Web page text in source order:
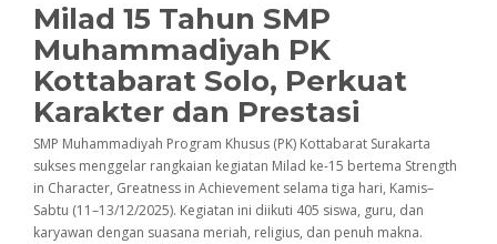
Milad 15 Tahun SMP
Muhammadiyah PK
Kottabarat Solo, Perkuat
Karakter dan Prestasi
SMP Muhammadiyah Program Khusus (PK) Kottabarat Surakarta
sukses menggelar rangkaian kegiatan Milad ke-15 bertema Strength
in Character, Greatness in Achievement selama tiga hari, Kamis–
Sabtu (11–13/12/2025). Kegiatan ini diikuti 405 siswa, guru, dan
karyawan dengan suasana meriah, religius, dan penuh makna.